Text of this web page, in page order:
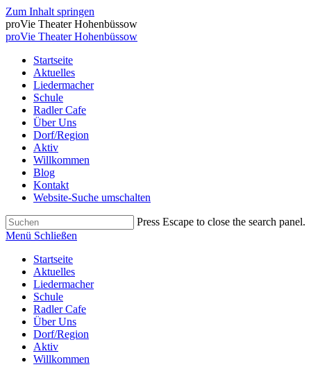
Zum Inhalt springen
proVie Theater Hohenbüssow
proVie Theater Hohenbüssow
Startseite
Aktuelles
Liedermacher
Schule
Radler Cafe
Über Uns
Dorf/Region
Aktiv
Willkommen
Blog
Kontakt
Website-Suche umschalten
Press Escape to close the search panel.
Menü Schließen
Startseite
Aktuelles
Liedermacher
Schule
Radler Cafe
Über Uns
Dorf/Region
Aktiv
Willkommen